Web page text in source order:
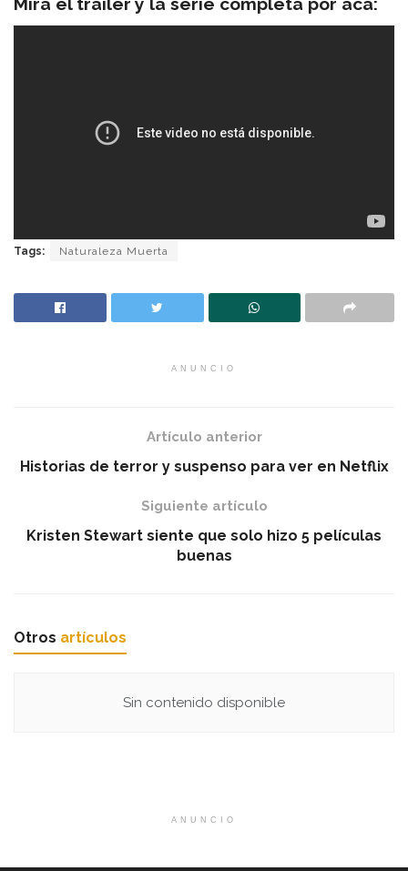
Tags: Naturaleza Muerta
ANUNCIO
Artículo anterior
Historias de terror y suspenso para ver en Netflix
Siguiente artículo
Kristen Stewart siente que solo hizo 5 películas
buenas
Otros artículos
Sin contenido disponible
ANUNCIO